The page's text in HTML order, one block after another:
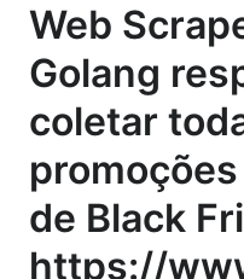
Web
Golang
coletar
de Black
https://